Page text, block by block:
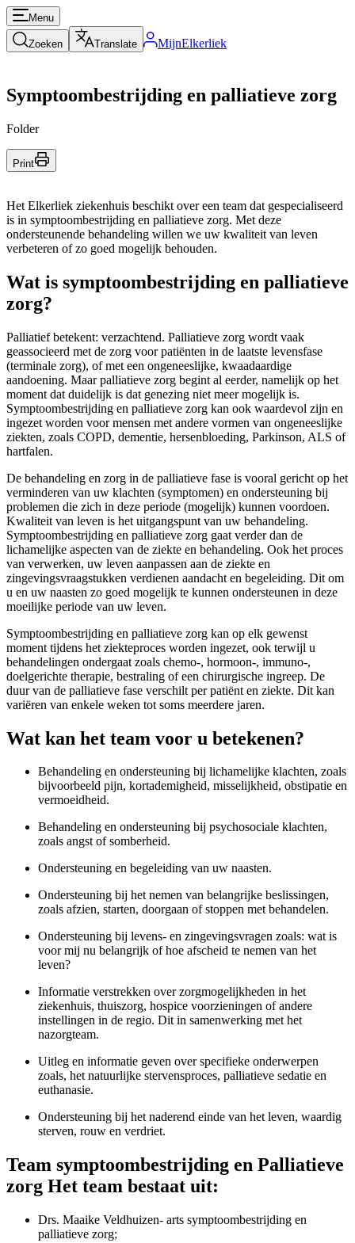
Menu
Zoeken Translate MijnElkerliek
Symptoombestrijding en palliatieve zorg
Folder
Print
Het Elkerliek ziekenhuis beschikt over een team dat gespecialiseerd
is in symptoombestrijding en palliatieve zorg. Met deze
ondersteunende behandeling willen we uw kwaliteit van leven
verbeteren of zo goed mogelijk behouden.
Wat is symptoombestrijding en palliatieve
zorg?
Palliatief betekent: verzachtend. Palliatieve zorg wordt vaak
geassocieerd met de zorg voor patiënten in de laatste levensfase
(terminale zorg), of met een ongeneeslijke, kwaadaardige
aandoening. Maar palliatieve zorg begint al eerder, namelijk op het
moment dat duidelijk is dat genezing niet meer mogelijk is.
Symptoombestrijding en palliatieve zorg kan ook waardevol zijn en
ingezet worden voor mensen met andere vormen van ongeneeslijke
ziekten, zoals COPD, dementie, hersenbloeding, Parkinson, ALS of
hartfalen.
De behandeling en zorg in de palliatieve fase is vooral gericht op het
verminderen van uw klachten (symptomen) en ondersteuning bij
problemen die zich in deze periode (mogelijk) kunnen voordoen.
Kwaliteit van leven is het uitgangspunt van uw behandeling.
Symptoombestrijding en palliatieve zorg gaat verder dan de
lichamelijke aspecten van de ziekte en behandeling. Ook het proces
van verwerken, uw leven aanpassen aan de ziekte en
zingevingsvraagstukken verdienen aandacht en begeleiding. Dit om
u en uw naasten zo goed mogelijk te kunnen ondersteunen in deze
moeilijke periode van uw leven.
Symptoombestrijding en palliatieve zorg kan op elk gewenst
moment tijdens het ziekteproces worden ingezet, ook terwijl u
behandelingen ondergaat zoals chemo-, hormoon-, immuno-,
doelgerichte therapie, bestraling of een chirurgische ingreep. De
duur van de palliatieve fase verschilt per patiënt en ziekte. Dit kan
variëren van enkele weken tot soms meerdere jaren.
Wat kan het team voor u betekenen?
Behandeling en ondersteuning bij lichamelijke klachten, zoals
bijvoorbeeld pijn, kortademigheid, misselijkheid, obstipatie en
vermoeidheid.
Behandeling en ondersteuning bij psychosociale klachten,
zoals angst of somberheid.
Ondersteuning en begeleiding van uw naasten.
Ondersteuning bij het nemen van belangrijke beslissingen,
zoals afzien, starten, doorgaan of stoppen met behandelen.
Ondersteuning bij levens- en zingevingsvragen zoals: wat is
voor mij nu belangrijk of hoe afscheid te nemen van het
leven?
Informatie verstrekken over zorgmogelijkheden in het
ziekenhuis, thuiszorg, hospice voorzieningen of andere
instellingen in de regio. Dit in samenwerking met het
nazorgteam.
Uitleg en informatie geven over specifieke onderwerpen
zoals, het natuurlijke stervensproces, palliatieve sedatie en
euthanasie.
Ondersteuning bij het naderend einde van het leven, waardig
sterven, rouw en verdriet.
Team symptoombestrijding en Palliatieve
zorg Het team bestaat uit:
Drs. Maaike Veldhuizen- arts symptoombestrijding en
palliatieve zorg;